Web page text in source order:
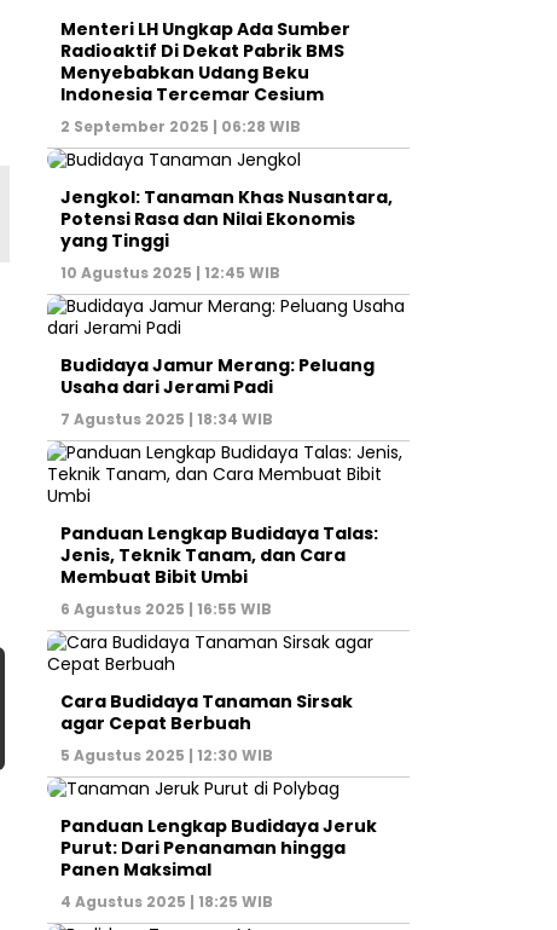
Menteri LH Ungkap Ada Sumber
Radioaktif Di Dekat Pabrik BMS
Menyebabkan Udang Beku
Indonesia Tercemar Cesium
2 September 2025 | 06:28 WIB
Jengkol: Tanaman Khas Nusantara,
Potensi Rasa dan Nilai Ekonomis
yang Tinggi
10 Agustus 2025 | 12:45 WIB
Budidaya Jamur Merang: Peluang
Usaha dari Jerami Padi
7 Agustus 2025 | 18:34 WIB
Panduan Lengkap Budidaya Talas:
Jenis, Teknik Tanam, dan Cara
Membuat Bibit Umbi
6 Agustus 2025 | 16:55 WIB
Cara Budidaya Tanaman Sirsak
agar Cepat Berbuah
5 Agustus 2025 | 12:30 WIB
Panduan Lengkap Budidaya Jeruk
Purut: Dari Penanaman hingga
Panen Maksimal
4 Agustus 2025 | 18:25 WIB